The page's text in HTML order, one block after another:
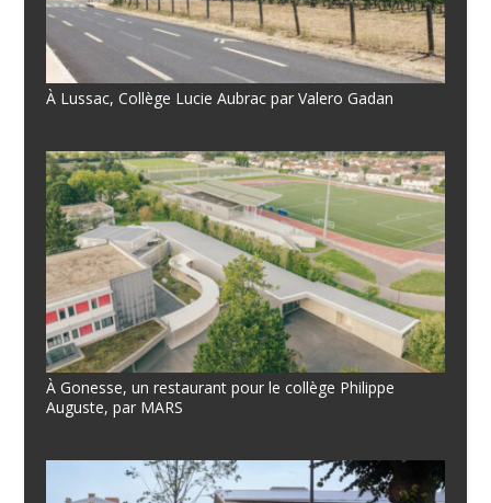
À Lussac, Collège Lucie Aubrac par Valero Gadan
À Gonesse, un restaurant pour le collège Philippe
Auguste, par MARS